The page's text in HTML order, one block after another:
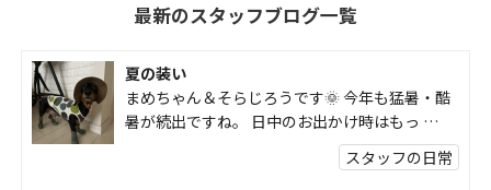
最新のスタッフブログ一覧
夏の装い
まめちゃん＆そらじろうです🌞 今年も猛暑・酷
暑が続出ですね。 日中のお出かけ時はもっ …
スタッフの日常